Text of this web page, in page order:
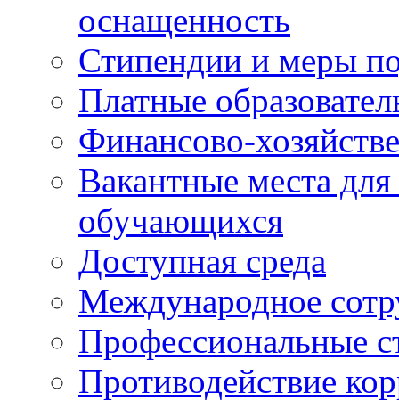
оснащенность
Стипендии и меры
Платные
Финансово-
Вакантные места
обучающихся
Доступная среда
Международное
Профессиональные
Противодействие